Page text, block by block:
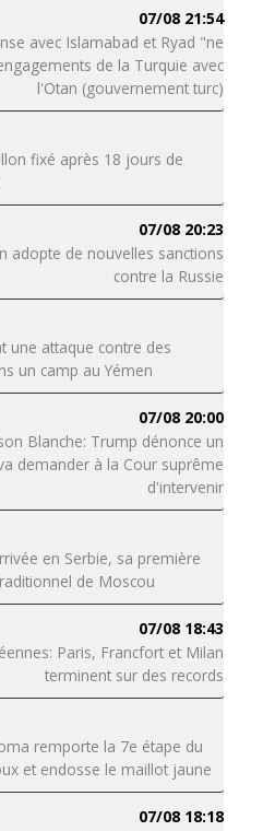
07/08 21:54
avec Islamabad et Ryad "ne
de la Turquie avec
l'Otan (gouvernement turc)
fixé après 18 jours de
07/08 20:23
adopte de nouvelles sanctions
contre la Russie
une attaque contre des
un camp au Yémen
07/08 20:00
Blanche: Trump dénonce un
demander à la Cour suprême
d'intervenir
en Serbie, sa première
de Moscou
07/08 18:43
Paris, Francfort et Milan
terminent sur des records
remporte la 7e étape du
et endosse le maillot jaune
07/08 18:18